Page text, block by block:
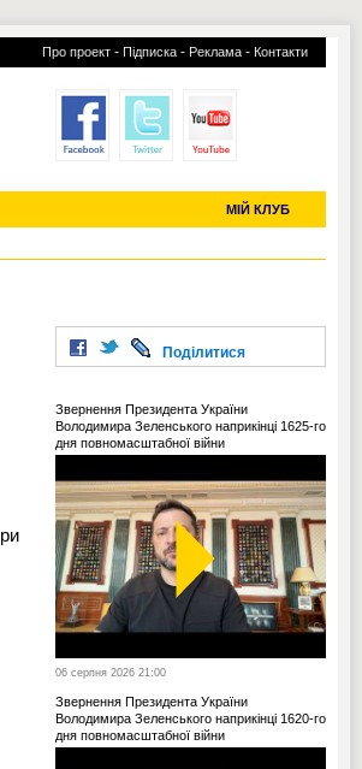
Про проект - Підписка - Реклама - Контакти
МІЙ КЛУБ
УСІ ТРАНСФЕРИ
Поділитися
Звернення Президента України
Володимира Зеленського наприкінці 1625-го
дня повномасштабної війни
06 серпня 2026 21:00
Звернення Президента України
Володимира Зеленського наприкінці 1620-го
дня повномасштабної війни